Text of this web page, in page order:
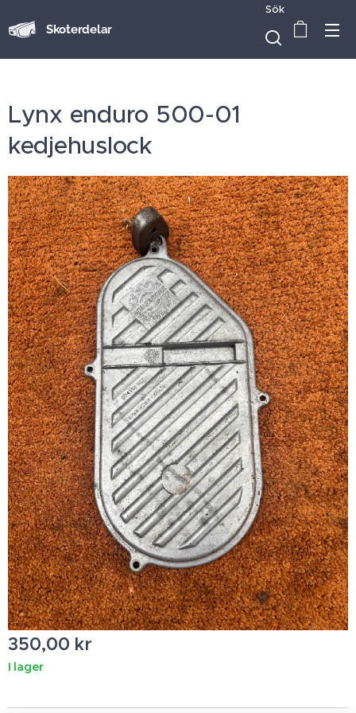
Skoterdelar
Sök
Lynx enduro 500-01
kedjehuslock
350,00 kr
I lager